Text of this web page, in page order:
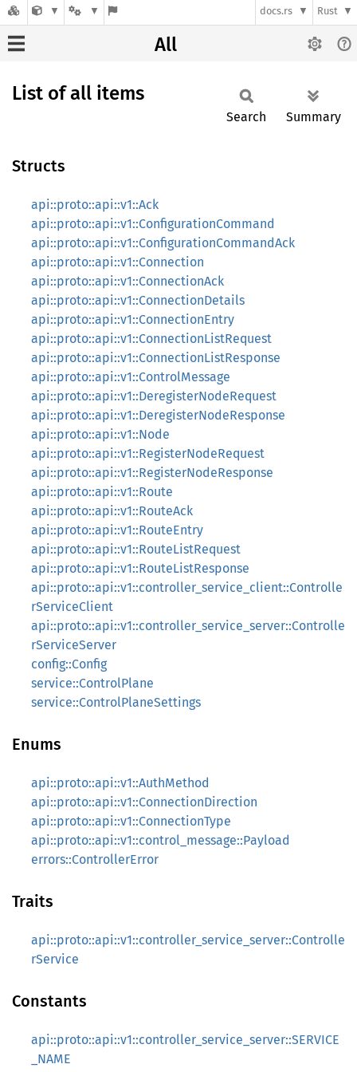
docs.rs Rust
All
List of all items
Search Summary
Structs
api::proto::api::v1::Ack
api::proto::api::v1::ConfigurationCommand
api::proto::api::v1::ConfigurationCommandAck
api::proto::api::v1::Connection
api::proto::api::v1::ConnectionAck
api::proto::api::v1::ConnectionDetails
api::proto::api::v1::ConnectionEntry
api::proto::api::v1::ConnectionListRequest
api::proto::api::v1::ConnectionListResponse
api::proto::api::v1::ControlMessage
api::proto::api::v1::DeregisterNodeRequest
api::proto::api::v1::DeregisterNodeResponse
api::proto::api::v1::Node
api::proto::api::v1::RegisterNodeRequest
api::proto::api::v1::RegisterNodeResponse
api::proto::api::v1::Route
api::proto::api::v1::RouteAck
api::proto::api::v1::RouteEntry
api::proto::api::v1::RouteListRequest
api::proto::api::v1::RouteListResponse
api::proto::api::v1::controller_service_client::Controlle
rServiceClient
api::proto::api::v1::controller_service_server::Controlle
rServiceServer
config::Config
service::ControlPlane
service::ControlPlaneSettings
Enums
api::proto::api::v1::AuthMethod
api::proto::api::v1::ConnectionDirection
api::proto::api::v1::ConnectionType
api::proto::api::v1::control_message::Payload
errors::ControllerError
Traits
api::proto::api::v1::controller_service_server::Controlle
rService
Constants
api::proto::api::v1::controller_service_server::SERVICE
_NAME